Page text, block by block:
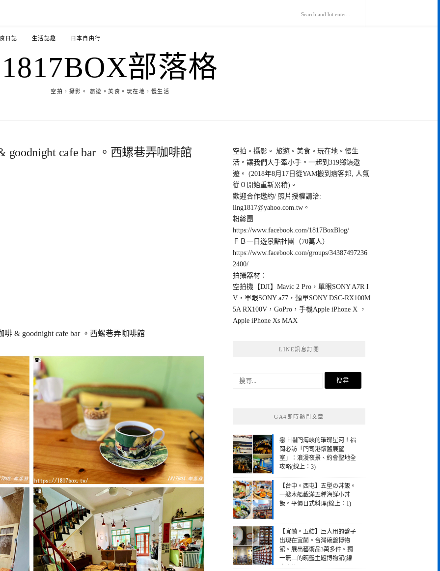
日記 生活記趣 日本自由行
1817BOX部落格
空拍。攝影。 旅遊。美食。玩在地。慢生活
cafe bar 。西螺巷弄咖啡館
& goodnight cafe bar 。西螺巷弄咖啡館
空拍。攝影。 旅遊。美食。玩在地。慢生
活。讓我們大手牽小手。一起到319鄉鎮遨
遊。 (2018年8月17日從YAM搬到痞客邦, 人氣
從０開始重新累積)。
歡迎合作邀約/ 照片授權請洽:
ling1817@yahoo.com.tw 。
粉絲團
https://www.facebook.com/1817BoxBlog/
ＦＢ一日遊景點社團（70萬人）
https://www.facebook.com/groups/34387497236
2400/
拍攝器材：
空拍機【DJI】Mavic 2 Pro，單眼SONY A7R I
V，單眼SONY a77，類單SONY DSC-RX100M
5A RX100V，GoPro，手機Apple iPhone X ，
Apple iPhone Xs MAX
LINE訊息訂閱
搜
GA4即時熱門文章
戀上關門海峽的璀璨星河！福
岡必訪「門司港懷舊展望
室」：浪漫夜景、約會聖地全
攻略(線上：3)
【台中。西屯】五型の丼飯。
一艘木船載滿五種海鮮小丼
飯。平價日式料理(線上：1)
【宜蘭。五結】巨人用的盤子
出現在宜蘭。台灣碗盤博物
館。展出藝術品3萬多件。獨
一無二的碗盤主題博物館(線
上：1)